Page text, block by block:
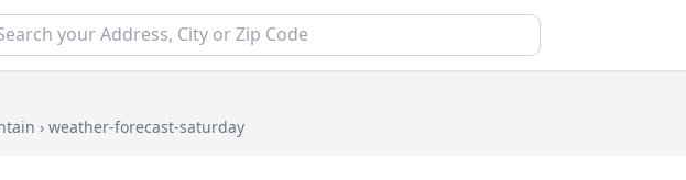
› weather-forecast-saturday